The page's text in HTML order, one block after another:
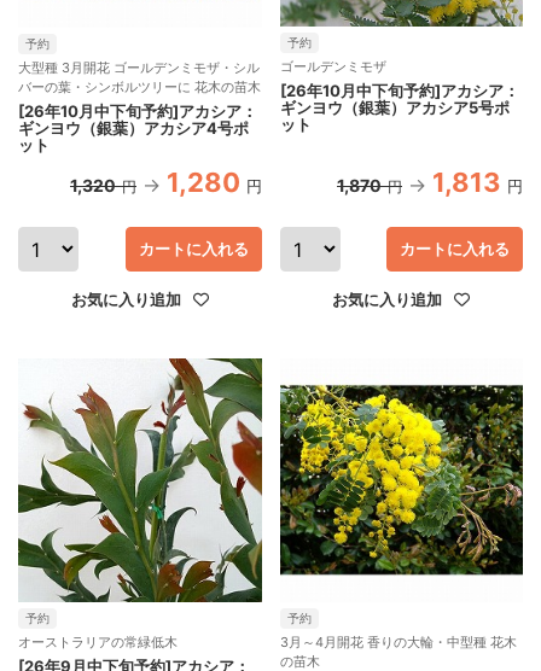
予約
大型種 3月開花 ゴールデンミモザ・シル
バーの葉・シンボルツリーに 花木の苗木
[26年10月中下旬予約]アカシア：
ギンヨウ（銀葉）アカシア4号ポ
ット
1,320 円 1,280 円
お気に入り追加
カートに入れる
予約
ゴールデンミモザ
[26年10月中下旬予約]アカシア：
ギンヨウ（銀葉）アカシア5号ポ
ット
1,870 円 1,813 円
お気に入り追加
カートに入れる
予約
オーストラリアの常緑低木
[26年9月中下旬予約]アカシア：
予約
3月～4月開花 香りの大輪・中型種 花木
の苗木